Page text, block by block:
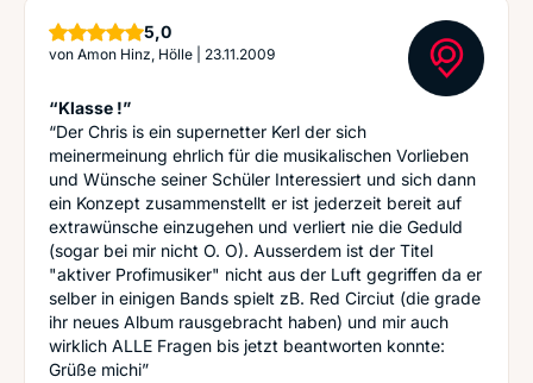
5,0Sterne
von Amon Hinz, Hölle 23.11.2009
“Klasse !”
“Der Chris is ein supernetter Kerl der sich
meinermeinung ehrlich für die musikalischen Vorlieben
und Wünsche seiner Schüler Interessiert und sich dann
ein Konzept zusammenstellt er ist jederzeit bereit auf
extrawünsche einzugehen und verliert nie die Geduld
(sogar bei mir nicht O. O). Ausserdem ist der Titel
"aktiver Profimusiker" nicht aus der Luft gegriffen da er
selber in einigen Bands spielt zB. Red Circiut (die grade
ihr neues Album rausgebracht haben) und mir auch
wirklich ALLE Fragen bis jetzt beantworten konnte:
Grüße michi”